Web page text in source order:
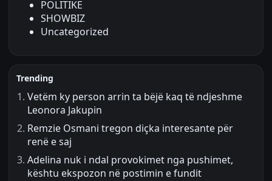
POLITIKË
SHOWBIZ
Uncategorized
Trending
Vetëm ky person arrin ta bëjë kaq të ndjeshme
Leonora Jakupin
Remzie Osmani tregon diçka interesante për
renë e saj
Adelina nuk i ndal provokimet nga pushimet,
kështu ekspozon në postimin e fundit